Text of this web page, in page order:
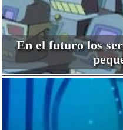
En el futuro los